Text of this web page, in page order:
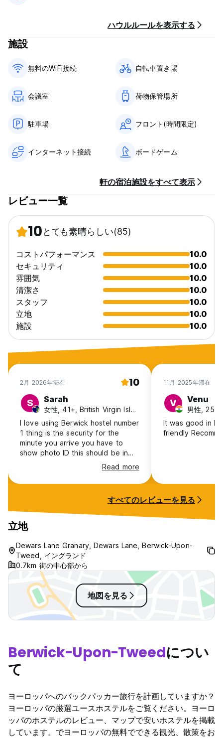
ングランドおよびウェールズ) または IYHF の会員は、この予約
場合、またはノーショーの場合は、滞在の最初の1泊分の料金が課
金されます。
税金が含まれています。
朝食は含まれておりません。朝食の料金は£6.25です。
子供に優しい。
グラウンドフロアにはアクセシブルな専用バスルームを備えたバ
他にも以下のものがあります:
ホステルへの無料入場
ほとんどのフロアにエレベーターでアクセス可能
ポータブル誘導ループ
アクセシブルな公衆トイレ
language)
ハウルルールを表示する
施設
無料のWiFi接続 自転車置き場
会議室 荷物保管場所
駐車場 フロント(時間限定)
インターネット接続 ボードゲーム
軒の宿泊施設をすべて表示
レビュー一覧
10とても素晴らしい(85)
コストパフォーマンス
10.0
セキュリティ
10.0
雰囲気
10.0
清潔さ
10.0
スタッフ
10.0
立地
10.0
施設
10.0
2月 2026年滞在 10
S Sarah
女性, 41+, British Virgin Islands
I love using Berwick hostel number
1 thing is the security for the
minute you arrive you have to
show photo ID this should be in
every place. Also door card
system even in hallway is amazing.
The staff have always went out
to date information about our stay
and the area of Berwick. This is
recommended for families and
also just friends of all ages. I think
the bedrooms are amazing and
beds are very comfortable. I could
Read more
11月 2025年滞在
V Venu
男性, 25-
It was good in
friendly
すべてのレビューを見る
立地
Dewars Lane Granary, Dewars Lane, Berwick-Upon-
Tweed, イングランド
0.7km 街の中心部から
地図を見る
Berwick-Upon-Tweedについ
て
ヨーロッパへのバックパッカー旅行を計画していますか？
ヨーロッパの厳選ユースホステルをご覧ください。ヨーロ
ッパのホステルのレビュー、マップで安いホステルを掲載
しています。でヨーロッパの無料でできる観光、散策をお